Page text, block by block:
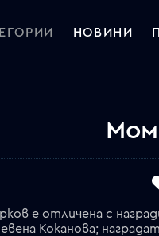
НОВИНИ
е отличена с
Коканова;